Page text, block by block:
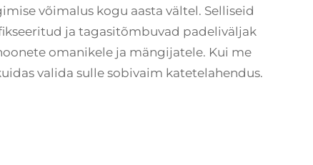
võimalus kogu aasta vältel. Selliseid
ja tagasitõmbuvad padeliväljak
omanikele ja mängijatele. Kui me
valida sulle sobivaim katetelahendus.